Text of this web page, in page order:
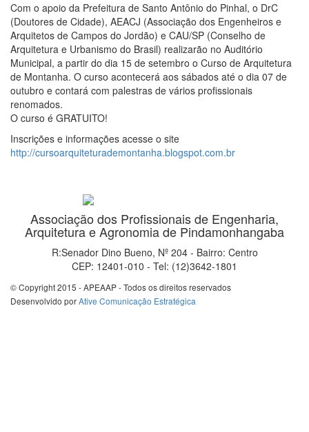
Com o apoio da Prefeitura de Santo Antônio do Pinhal, o DrC
(Doutores de Cidade), AEACJ (Associação dos Engenheiros e
Arquitetos de Campos do Jordão) e CAU/SP (Conselho de
Arquitetura e Urbanismo do Brasil) realizarão no Auditório
Municipal, a partir do dia 15 de setembro o Curso de Arquitetura
de Montanha. O curso acontecerá aos sábados até o dia 07 de
outubro e contará com palestras de vários profissionais
renomados.
O curso é GRATUITO!
Inscrições e informações acesse o site
http://cursoarquiteturademontanha.blogspot.com.br
Associação dos Profissionais de Engenharia,
Arquitetura e Agronomia de Pindamonhangaba
R:Senador Dino Bueno, Nº 204 - Bairro: Centro
CEP: 12401-010 - Tel: (12)3642-1801
© Copyright 2015 - APEAAP - Todos os direitos reservados
Desenvolvido porAtive Comunicação Estratégica